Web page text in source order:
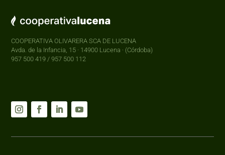
COOPERATIVA OLIVARERA SCA DE LUCENA
Avda. de la Infancia, 15 · 14900 Lucena · (Córdoba)
957 500 419 / 957 500 112